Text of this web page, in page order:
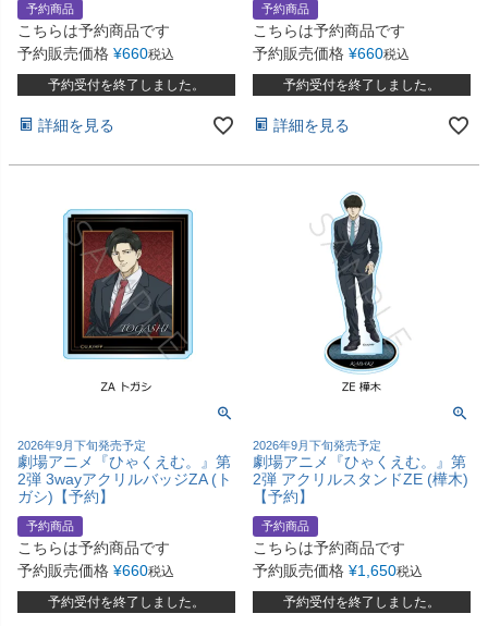
予約商品
こちらは予約商品です
予約販売価格 ¥660税込
予約受付を終了しました。
詳細を見る
予約商品
こちらは予約商品です
予約販売価格 ¥660税込
予約受付を終了しました。
詳細を見る
2026年9月下旬発売予定
劇場アニメ『ひゃくえむ。』第
2弾 3wayアクリルバッジZA (ト
ガシ)【予約】
予約商品
こちらは予約商品です
予約販売価格 ¥660税込
予約受付を終了しました。
2026年9月下旬発売予定
劇場アニメ『ひゃくえむ。』第
2弾 アクリルスタンドZE (樺木)
【予約】
予約商品
こちらは予約商品です
予約販売価格 ¥1,650税込
予約受付を終了しました。